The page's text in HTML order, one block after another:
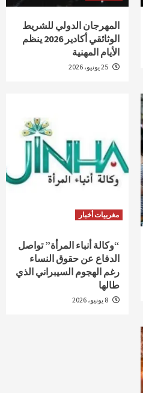
المهرجان الدولي للشريط
الوثائقي أكادير 2026 ينظم
الأيام المهنية
مغربيات أخبار
“وكالة أنباء المرأة” تواصل
الدفاع عن حقوق النساء
رغم الهجوم السيبراني الذي
طالها